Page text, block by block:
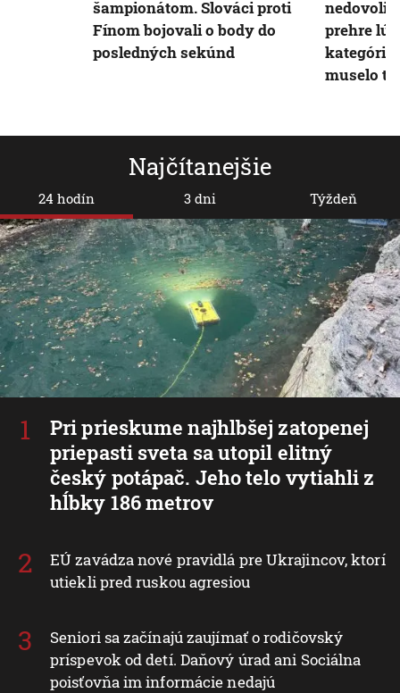
Najčítanejšie
24 hodín
Pri prieskume najhlbšej zatopenej
priepasti sveta sa utopil elitný
český potápač. Jeho telo vytiahli z
hĺbky 186 metrov
EÚ zavádza nové pravidlá pre Ukrajincov, ktorí
utiekli pred ruskou agresiou
Seniori sa začínajú zaujímať o rodičovský
príspevok od detí. Daňový úrad ani Sociálna
poisťovňa im informácie nedajú
3 dni Týždeň
šampionátom. Slováci proti
Fínom bojovali o body do
posledných sekúnd
prehre
muselo